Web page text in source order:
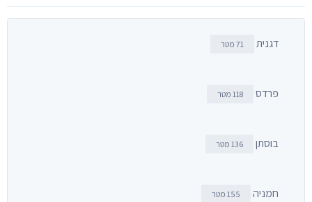
דגנית 71 מטר
פרדס 118 מטר
בוסתן 136 מטר
חמניה 155 מטר